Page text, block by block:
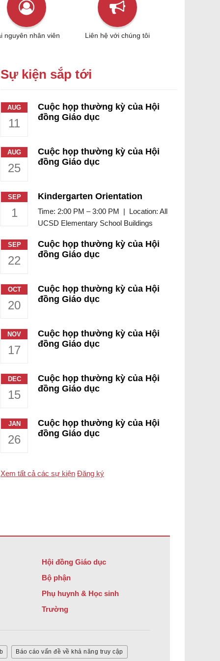
nguyên nhân viên Liên hệ với chúng tôi
Sự kiện sắp tới
AUG
11
Cuộc họp thường kỳ của Hội
đồng Giáo dục
AUG
25
Cuộc họp thường kỳ của Hội
đồng Giáo dục
SEP
1
Kindergarten Orientation
Time: 2:00 PM – 3:00 PM | Location: All
UCSD Elementary School Buildings
SEP
22
Cuộc họp thường kỳ của Hội
đồng Giáo dục
OCT
20
Cuộc họp thường kỳ của Hội
đồng Giáo dục
NOV
17
Cuộc họp thường kỳ của Hội
đồng Giáo dục
DEC
15
Cuộc họp thường kỳ của Hội
đồng Giáo dục
JAN
26
Cuộc họp thường kỳ của Hội
đồng Giáo dục
Xem tất cả các sự kiện Đăng ký
Hội đồng Giáo dục
Bộ phận
Phụ huynh & Học sinh
Trường
Báo cáo vấn đề về khả năng truy cập